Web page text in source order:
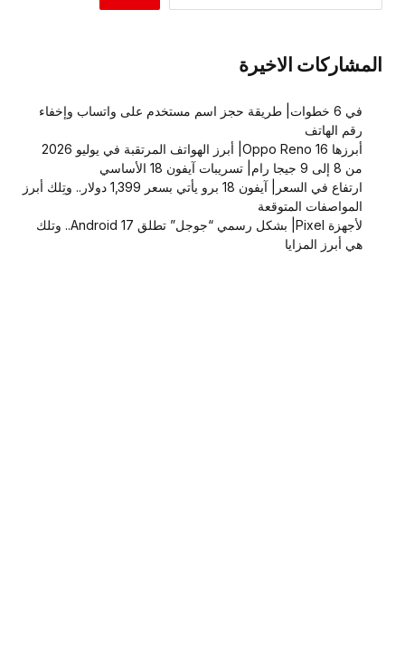
المشاركات الاخيرة
في 6 خطوات| طريقة حجز اسم مستخدم على واتساب وإخفاء
رقم الهاتف
أبرزها Oppo Reno 16| أبرز الهواتف المرتقبة في يوليو 2026
من 8 إلى 9 جيجا رام| تسريبات آيفون 18 الأساسي
ارتفاع في السعر| آيفون 18 برو يأتي بسعر 1,399 دولار.. وتِلك أبرز
المواصفات المتوقعة
لأجهزة Pixel| بشكل رسمي “جوجل” تطلق Android 17.. وتلك
هي أبرز المزايا